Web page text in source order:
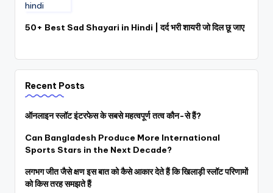
50+ Best Sad Shayari in Hindi | दर्द भरी शायरी जो दिल छू जाए
Recent Posts
ऑनलाइन स्लॉट इंटरफेस के सबसे महत्वपूर्ण तत्व कौन-से हैं?
Can Bangladesh Produce More International
Sports Stars in the Next Decade?
लगभग जीत जैसे क्षण इस बात को कैसे आकार देते हैं कि खिलाड़ी स्लॉट परिणामों
को किस तरह समझते हैं